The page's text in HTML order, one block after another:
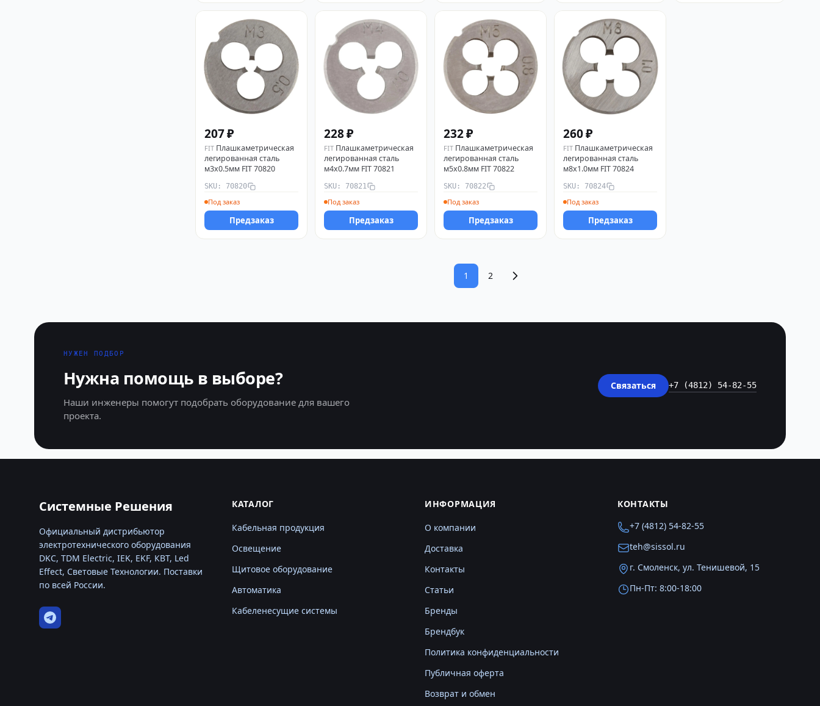
207 ₽
FIT Плашкаметрическая
легированная сталь
м3х0.5мм FIT 70820
SKU: 70820
Под заказ
Предзаказ
228 ₽
FIT Плашкаметрическая
легированная сталь
м4х0.7мм FIT 70821
SKU: 70821
Под заказ
Предзаказ
232 ₽
FIT Плашкаметрическая
легированная сталь
м5х0.8мм FIT 70822
SKU: 70822
Под заказ
Предзаказ
260 ₽
FIT Плашкаметрическая
легированная сталь
м8х1.0мм FIT 70824
SKU: 70824
Под заказ
Предзаказ
1 2
НУЖЕН ПОДБОР
Нужна помощь в выборе?
Наши инженеры помогут подобрать оборудование для вашего
проекта.
Связаться +7 (4812) 54-82-55
Системные Решения
Официальный дистрибьютор
электротехнического оборудования
DKC, TDM Electric, IEK, EKF, КВТ, Led
Effect, Световые Технологии. Поставки
по всей России.
КАТАЛОГ
Кабельная продукция
Освещение
Щитовое оборудование
Автоматика
Кабеленесущие системы
ИНФОРМАЦИЯ
О компании
Доставка
Контакты
Статьи
Бренды
Брендбук
Политика конфиденциальности
Публичная оферта
Возврат и обмен
КОНТАКТЫ
+7 (4812) 54-82-55
teh@sissol.ru
г. Смоленск, ул. Тенишевой, 15
Пн-Пт: 8:00-18:00